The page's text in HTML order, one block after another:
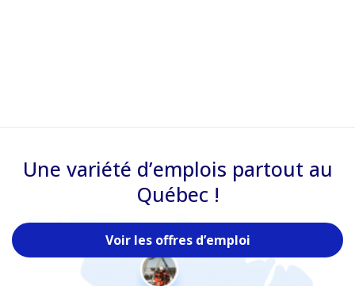
Une variété d’emplois partout au
Québec !
Voir les offres d’emploi